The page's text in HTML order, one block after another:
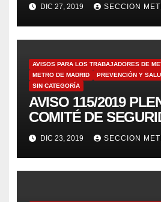
DIC 27, 2019 SECCION
AVISOS PARA LOS TRABAJADORES DE
METRO DE MADRID
PREVENCIÓN Y
SIN CATEGORÍA
AVISO 115/2019
COMITÉ DE
SALUD 19/12/19
DIC 23, 2019 SECCION